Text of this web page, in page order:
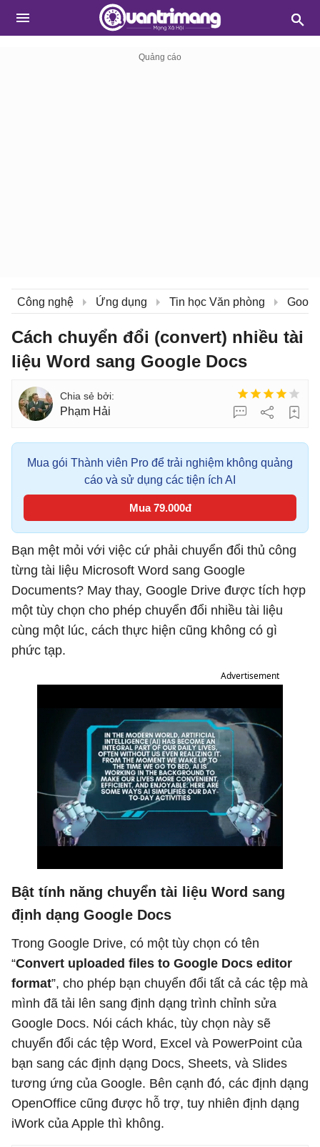
Công nghệ Ứng dụng Tin học Văn phòng
Cách chuyển đổi (convert) nhiều tài
liệu Word sang Google Docs
Phạm Hải
Mua gói Thành viên Pro để trải nghiệm không quảng
cáo và sử dụng các tiện ích AI
Mua 79.000đ
Bạn mệt mỏi với việc cứ phải chuyển đổi thủ công
từng tài liệu Microsoft Word sang Google
Documents? May thay, Google Drive được tích hợp
một tùy chọn cho phép chuyển đổi nhiều tài liệu
cùng một lúc, cách thực hiện cũng không có gì
phức tạp.
Advertisement
Bật tính năng chuyển tài liệu Word sang
định dạng Google Docs
Trong Google Drive, có một tùy chọn có tên
“Convert uploaded files to Google Docs editor
format”, cho phép bạn chuyển đổi tất cả các tệp mà
mình đã tải lên sang định dạng trình chỉnh sửa
Google Docs. Nói cách khác, tùy chọn này sẽ
chuyển đổi các tệp Word, Excel và PowerPoint của
bạn sang các định dạng Docs, Sheets, và Slides
tương ứng của Google. Bên cạnh đó, các định dạng
OpenOffice cũng được hỗ trợ, tuy nhiên định dạng
iWork của Apple thì không.